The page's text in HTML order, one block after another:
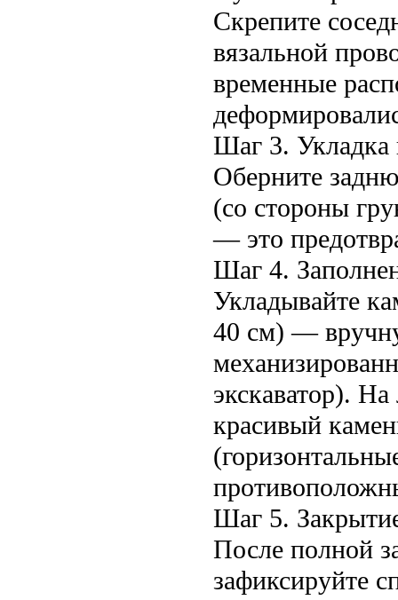
Скрепите
вязальной
временные
Шаг 3. Укладка
Оберните
(со стороны
— это
Шаг 4.
Укладывайте
40 см) —
экскаватор).
красивый
Шаг 5.
После полной
зафиксируйте